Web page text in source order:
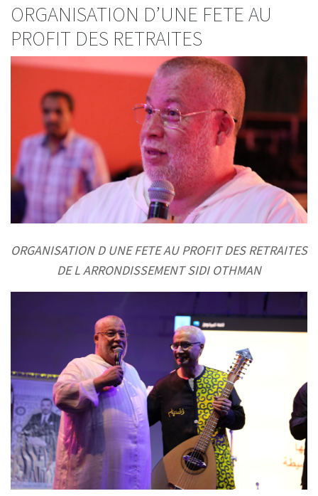
MÉDIA
ORGANISATION D’UNE FETE AU
PROFIT DES RETRAITES
ORGANISATION D UNE FETE AU PROFIT DES RETRAITES
DE L ARRONDISSEMENT SIDI OTHMAN